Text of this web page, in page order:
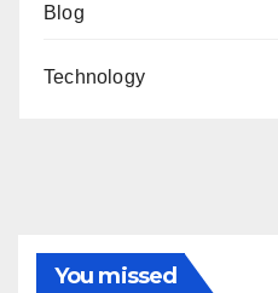
Blog
Technology
You missed